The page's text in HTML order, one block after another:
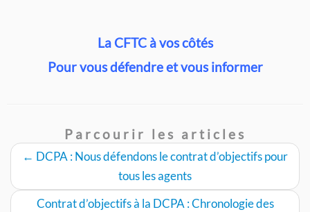
La CFTC à vos côtés
Pour vous défendre et vous informer
Parcourir les articles
← DCPA : Nous défendons le contrat d’objectifs pour
tous les agents
Contrat d’objectifs à la DCPA : Chronologie des